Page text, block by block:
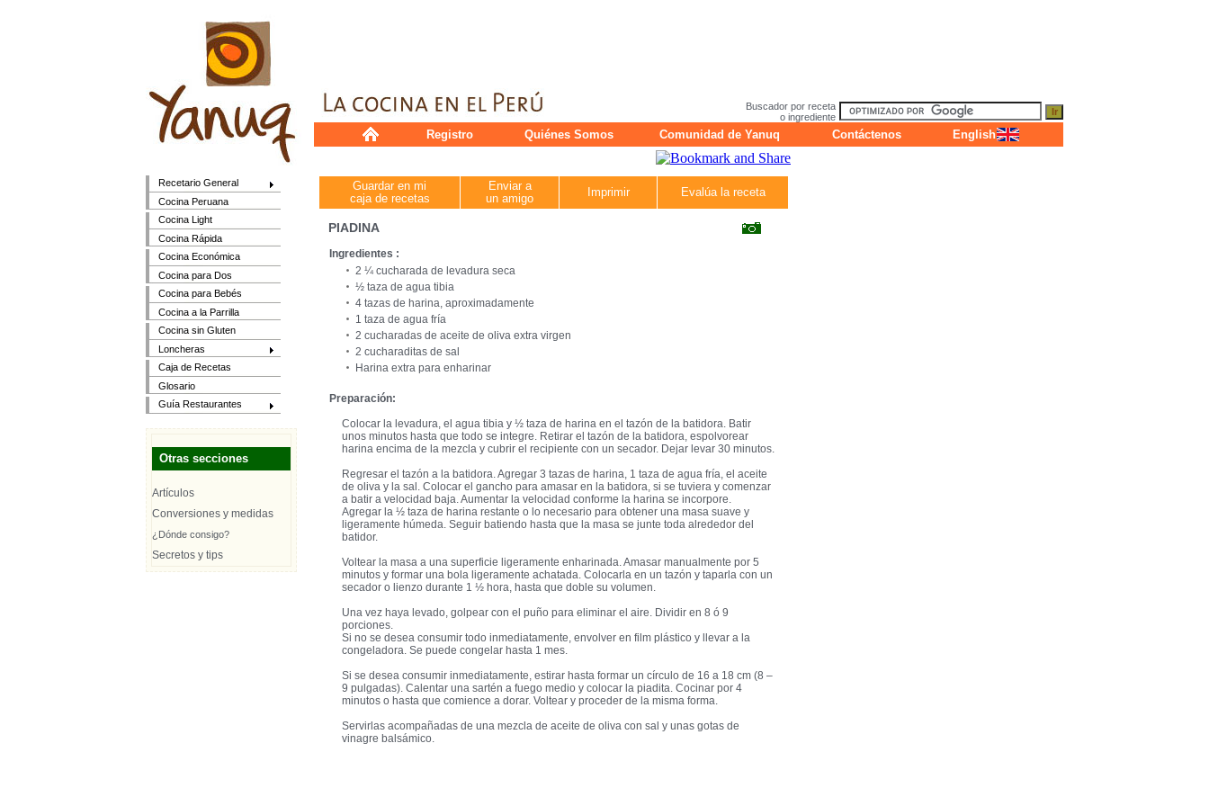
Recetario General
Cocina Peruana
Cocina Light
Cocina Rápida
Cocina Económica
Cocina para Dos
Cocina para Bebés
Cocina a la Parrilla
Cocina sin Gluten
Loncheras
Caja de Recetas
Glosario
Guía Restaurantes
Otras secciones
Artículos
Conversiones y medidas
¿Dónde consigo?
Secretos y tips
Buscador por receta
o ingrediente
Registro Quiénes Somos Comunidad de Yanuq Contáctenos English
Guardar en mi
caja de recetas
Enviar a
un amigo
Imprimir Evalúa la receta
PIADINA
Ingredientes :
2 ¼ cucharada de levadura seca
½ taza de agua tibia
4 tazas de harina, aproximadamente
1 taza de agua fría
2 cucharadas de aceite de oliva extra virgen
2 cucharaditas de sal
Harina extra para enharinar
Preparación:
Colocar la levadura, el agua tibia y ½ taza de harina en el tazón de la batidora. Batir
unos minutos hasta que todo se integre. Retirar el tazón de la batidora, espolvorear
harina encima de la mezcla y cubrir el recipiente con un secador. Dejar levar 30 minutos.
Regresar el tazón a la batidora. Agregar 3 tazas de harina, 1 taza de agua fría, el aceite
de oliva y la sal. Colocar el gancho para amasar en la batidora, si se tuviera y comenzar
a batir a velocidad baja. Aumentar la velocidad conforme la harina se incorpore.
Agregar la ½ taza de harina restante o lo necesario para obtener una masa suave y
ligeramente húmeda. Seguir batiendo hasta que la masa se junte toda alrededor del
batidor.
Voltear la masa a una superficie ligeramente enharinada. Amasar manualmente por 5
minutos y formar una bola ligeramente achatada. Colocarla en un tazón y taparla con un
secador o lienzo durante 1 ½ hora, hasta que doble su volumen.
Una vez haya levado, golpear con el puño para eliminar el aire. Dividir en 8 ó 9
porciones.
Si no se desea consumir todo inmediatamente, envolver en film plástico y llevar a la
congeladora. Se puede congelar hasta 1 mes.
Si se desea consumir inmediatamente, estirar hasta formar un círculo de 16 a 18 cm (8 –
9 pulgadas). Calentar una sartén a fuego medio y colocar la piadita. Cocinar por 4
minutos o hasta que comience a dorar. Voltear y proceder de la misma forma.
Servirlas acompañadas de una mezcla de aceite de oliva con sal y unas gotas de
vinagre balsámico.